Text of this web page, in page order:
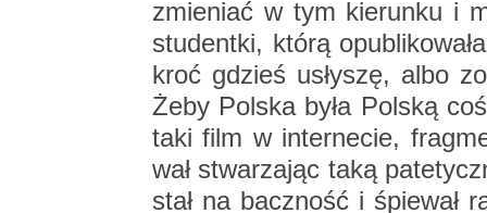
zmie­niać w tym kie­run­ku i
stu­dent­ki, którą
kroć gdzieś usły­szę, albo
Żeby Pol­ska była Pol­ską
taki film w in­ter­ne­cie,
wał stwa­rza­jąc taką
stał na bacz­ność i